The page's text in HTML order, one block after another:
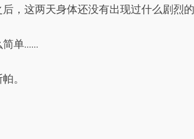
，这两天身体还没有出现过什么剧烈
简单……
。